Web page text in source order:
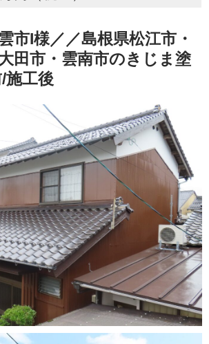
市I様／／島根県松江市・
田市・雲南市のきじま塗
施工後